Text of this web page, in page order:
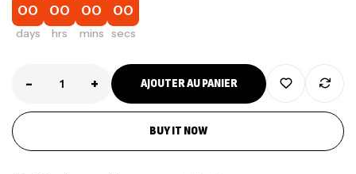
00
days
00
hrs
00
mins
00
secs
- + AJOUTER AU PANIER
BUY IT NOW